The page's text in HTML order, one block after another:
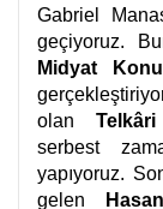
Gabriel
geçiyoruz.
Midyat
olan
serbest
yapıyoruz.
gelen